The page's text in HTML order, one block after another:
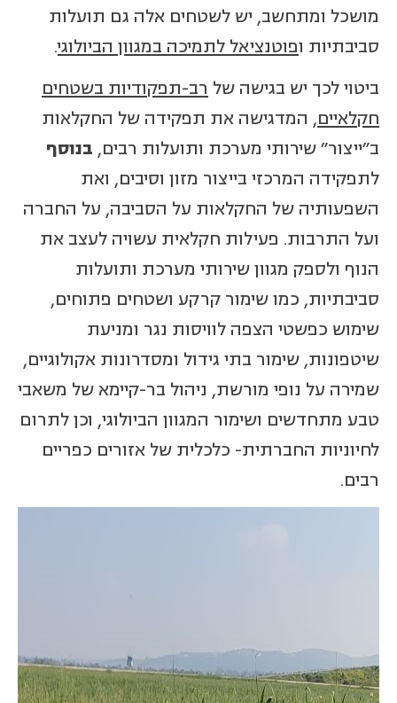
מושכל ומתחשב, יש לשטחים אלה גם תועלות
סביבתיות ופוטנציאל לתמיכה במגוון הביולוגי.
ביטוי לכך יש בגישה של רב-תפקודיות בשטחים
חקלאיים, המדגישה את תפקידה של החקלאות
ב"ייצור" שירותי מערכת ותועלות רבים, בנוסף
לתפקידה המרכזי בייצור מזון וסיבים, ואת
השפעותיה של החקלאות על הסביבה, על החברה
ועל התרבות. פעילות חקלאית עשויה לעצב את
הנוף ולספק מגוון שירותי מערכת ותועלות
סביבתיות, כמו שימור קרקע ושטחים פתוחים,
שימוש כפשטי הצפה לוויסות נגר ומניעת
שיטפונות, שימור בתי גידול ומסדרונות אקולוגיים,
שמירה על נופי מורשת, ניהול בר-קיימא של משאבי
טבע מתחדשים ושימור המגוון הביולוגי, וכן לתרום
לחיוניות החברתית- כלכלית של אזורים כפריים
רבים.